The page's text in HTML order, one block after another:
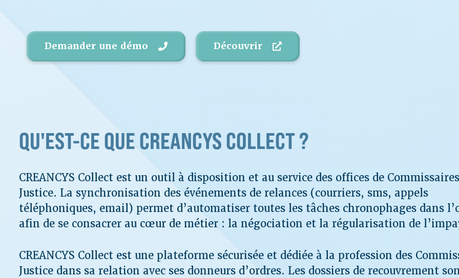
Demander une démo Découvrir
QU'EST-CE QUE CREANCYS COLLECT ?
CREANCYS Collect est un outil à disposition et au service des offices de
Justice. La synchronisation des événements de relances (courriers, sms, appels
téléphoniques, email) permet d’automatiser toutes les tâches chronophages dans
afin de se consacrer au cœur de métier : la négociation et la régularisation de
CREANCYS Collect est une plateforme sécurisée et dédiée à la profession des
Justice dans sa relation avec ses donneurs d’ordres. Les dossiers de recouvrement